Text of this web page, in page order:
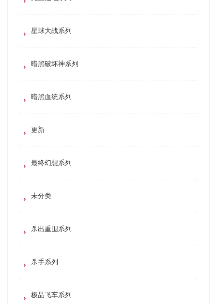
星球大战系列
暗黑破坏神系列
暗黑血统系列
更新
最终幻想系列
未分类
杀出重围系列
杀手系列
极品飞车系列